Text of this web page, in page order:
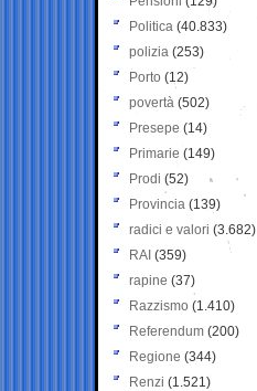
Politica (40.833)
polizia (253)
Porto (12)
povertà (502)
Presepe (14)
Primarie (149)
Prodi (52)
Provincia (139)
radici e valori (3.682)
RAI (359)
rapine (37)
Razzismo (1.410)
Referendum (200)
Regione (344)
Renzi (1.521)